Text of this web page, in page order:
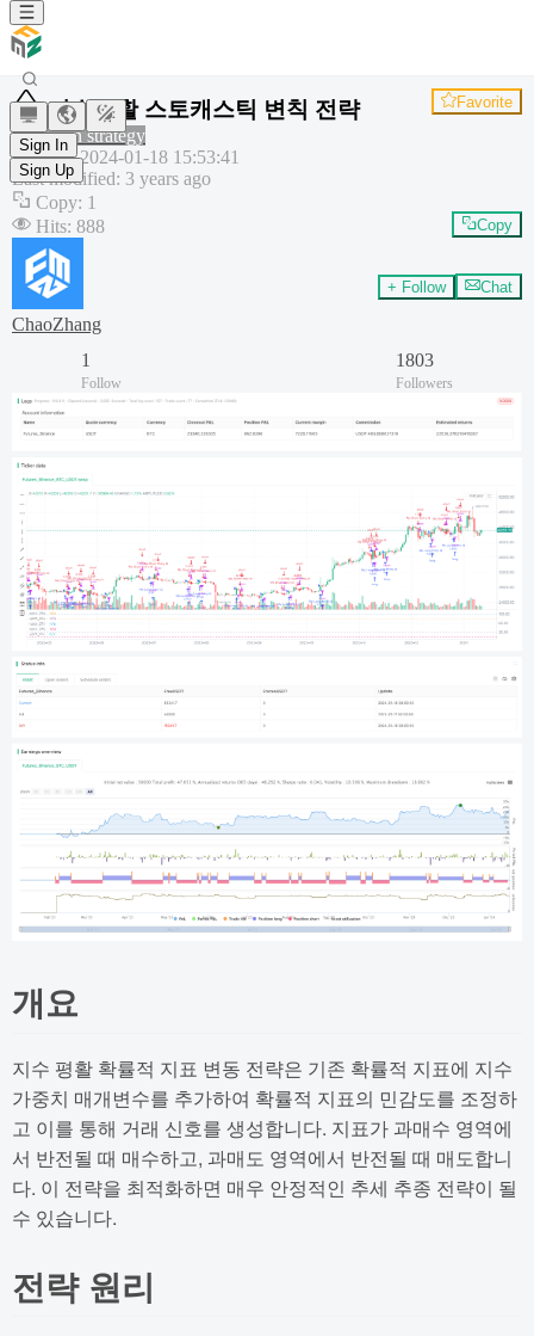
Sign In
Sign Up
지수평활 스토캐스틱 변칙 전략 Favorite
Common strategy
Created:2024-01-18 15:53:41
Last modified: 3 years ago
Copy: 1
Hits: 888 Copy
ChaoZhang
+ Follow Chat
1
Follow
1803
Followers
개요
지수 평활 확률적 지표 변동 전략은 기존 확률적 지표에 지수
가중치 매개변수를 추가하여 확률적 지표의 민감도를 조정하
고 이를 통해 거래 신호를 생성합니다. 지표가 과매수 영역에
서 반전될 때 매수하고, 과매도 영역에서 반전될 때 매도합니
다. 이 전략을 최적화하면 매우 안정적인 추세 추종 전략이 될
수 있습니다.
전략 원리